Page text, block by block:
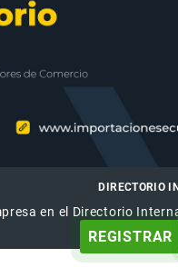
DIRECTORIO
en el Directorio
REGISTRAR